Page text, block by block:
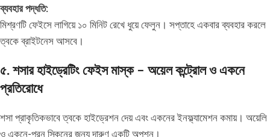
ব্যবহার পদ্ধতি:
মিশ্রণটি ফেইসে লাগিয়ে ১০ মিনিট রেখে ধুয়ে ফেলুন। সপ্তাহে একবার ব্যবহার করলে
ত্বকে ব্রাইটনেস আসবে।
৫. শসার হাইড্রেটিং ফেইস মাস্ক – অয়েল কন্ট্রোল ও একনে
প্রতিরোধে
শসা প্রাকৃতিকভাবে ত্বকে হাইড্রেশন দেয় এবং একনের ইনফ্ল্যামেশন কমায়। অয়েলি
ও একনে-প্রন স্কিনের জন্য দারুণ একটি অপশন।